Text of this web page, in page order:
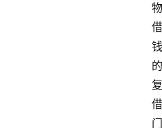
物
借
钱
的
复
借
门